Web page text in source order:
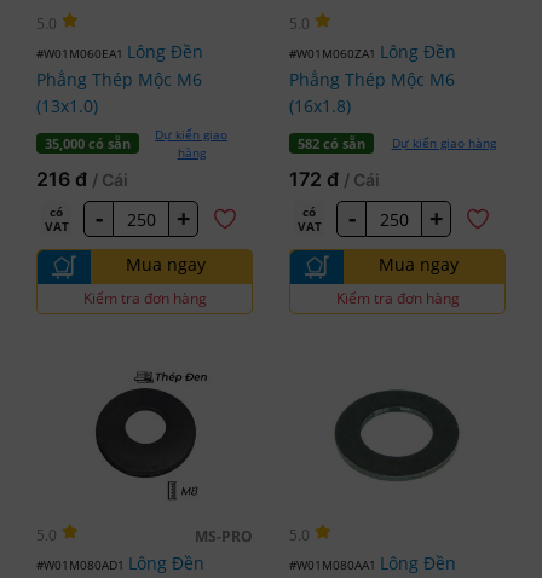
5.0
#W01M060EA1 Lông Đền
Phẳng Thép Mộc M6
(13x1.0)
35,000 có sẵn
Dự kiến giao
hàng
216 đ / Cái
có
VAT
- +
Mua ngay
Kiểm tra đơn hàng
5.0
#W01M060ZA1 Lông Đền
Phẳng Thép Mộc M6
(16x1.8)
582 có sẵn Dự kiến giao hàng
172 đ / Cái
có
VAT
- +
Mua ngay
Kiểm tra đơn hàng
5.0 MS-PRO
#W01M080AD1 Lông Đền
5.0
#W01M080AA1 Lông Đền